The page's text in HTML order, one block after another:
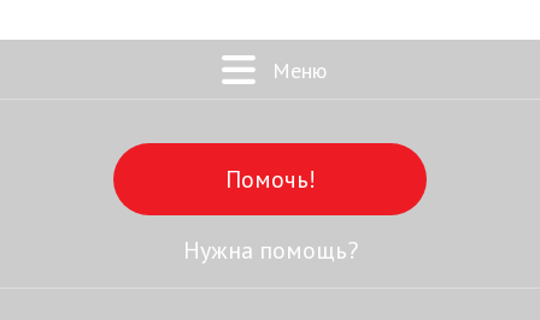
Меню
Помочь!
Нужна помощь?